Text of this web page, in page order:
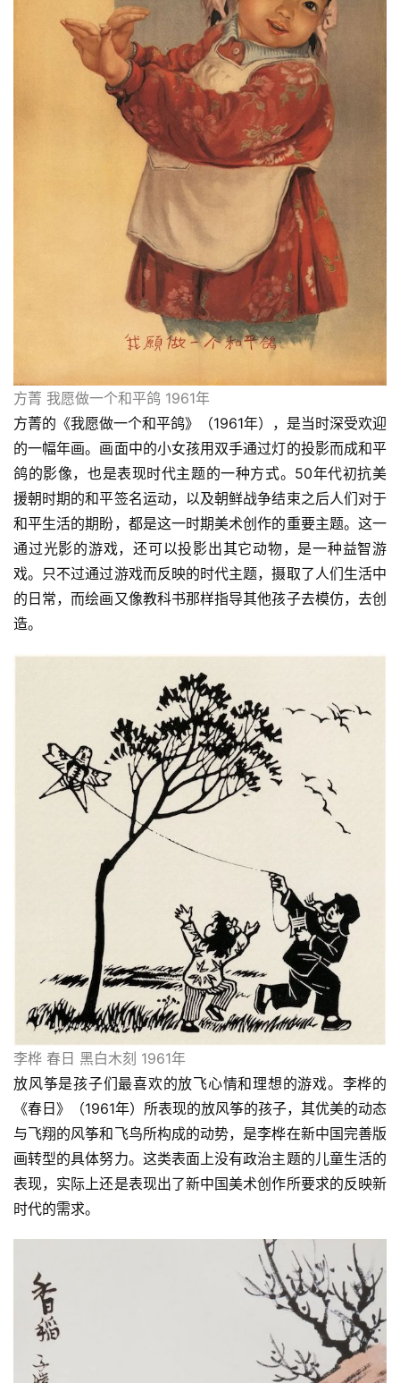
方菁 我愿做一个和平鸽 1961年
方菁的《我愿做一个和平鸽》（1961年），是当时深受欢迎
的一幅年画。画面中的小女孩用双手通过灯的投影而成和平
鸽的影像，也是表现时代主题的一种方式。50年代初抗美
援朝时期的和平签名运动，以及朝鲜战争结束之后人们对于
和平生活的期盼，都是这一时期美术创作的重要主题。这一
通过光影的游戏，还可以投影出其它动物，是一种益智游
戏。只不过通过游戏而反映的时代主题，摄取了人们生活中
的日常，而绘画又像教科书那样指导其他孩子去模仿，去创
造。
李桦 春日 黑白木刻 1961年
放风筝是孩子们最喜欢的放飞心情和理想的游戏。李桦的
《春日》（1961年）所表现的放风筝的孩子，其优美的动态
与飞翔的风筝和飞鸟所构成的动势，是李桦在新中国完善版
画转型的具体努力。这类表面上没有政治主题的儿童生活的
表现，实际上还是表现出了新中国美术创作所要求的反映新
时代的需求。